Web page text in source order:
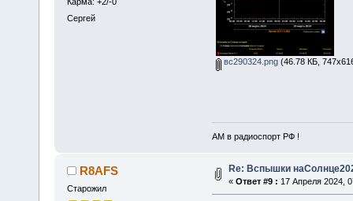
Сергей
вс290324.png(46.78 КБ,
АМ в радиоспорт РФ !
R8AFS
Старожил
Re: Вспышки
« Ответ #9 : 17 Апреля 2024,